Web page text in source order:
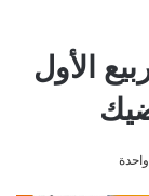
9/2023 الموافق 12 ربيع الأول